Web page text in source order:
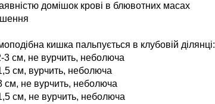
домішок крові в блювотних масах
кишка пальпується в клубовій ділянці:
3 см, не вурчить, неболюча
см, вурчить, неболюча
см, не вурчить, неболюча
см, не вурчить, неболюча